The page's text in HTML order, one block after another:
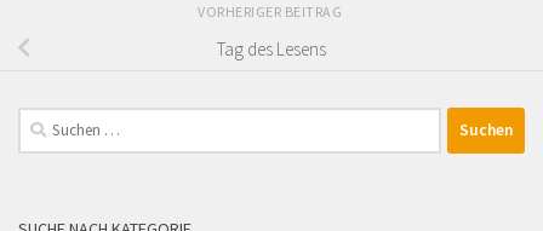
VORHERIGER BEITRAG
Tag des Lesens
Suchen
nach: